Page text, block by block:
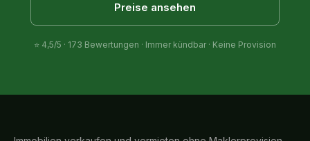
Preise ansehen
⭐ 4,5/5 · 173 Bewertungen · Immer kündbar · Keine Provision